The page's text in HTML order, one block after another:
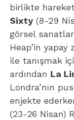
birlikte
Sixty (8-29
görsel
Heap’in
ile tanışmak
ardından La
Londra’nın
enjekte
(23-26 Nisan)